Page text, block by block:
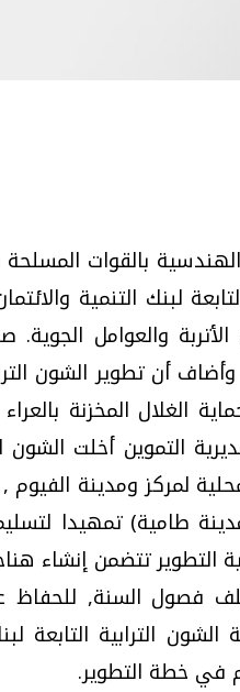
لبنك التنمية
والعوامل
أن تطوير الشون
الغلال المخزنة
التموين أخلت الشون
لمركز ومدينة الفيوم ,
طامية) تمهيدا
التطوير تتضمن إنشاء
فصول السنة,
الترابية التابعة
في خطة التطوير.
الرقمي.. تقنيات واعدة
هائلة